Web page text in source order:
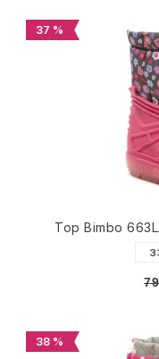
37 %
Top Bimbo
38 %